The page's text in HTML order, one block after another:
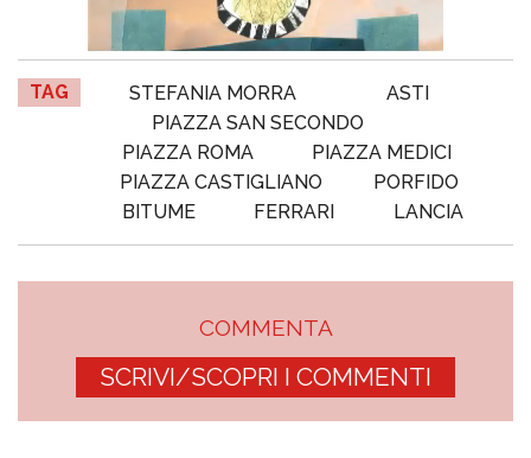
TAG STEFANIA MORRA
ASTI
PIAZZA SAN SECONDO
PIAZZA ROMA
PIAZZA MEDICI
PIAZZA CASTIGLIANO
PORFIDO
BITUME
FERRARI LANCIA
COMMENTA
SCRIVI/SCOPRI I COMMENTI